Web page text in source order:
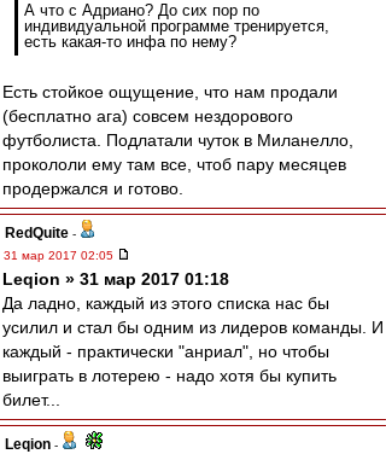
А что с Адриано? До сих пор по
индивидуальной программе тренируется,
есть какая-то инфа по нему?
Есть стойкое ощущение, что нам продали
(бесплатно ага) совсем нездорового
футболиста. Подлатали чуток в Миланелло,
прокололи ему там все, чтоб пару месяцев
продержался и готово.
RedQuite -
31 мар 2017 02:05
Leqion » 31 мар 2017 01:18
Да ладно, каждый из этого списка нас бы
усилил и стал бы одним из лидеров команды. И
каждый - практически "анриал", но чтобы
выиграть в лотерею - надо хотя бы купить
билет...
Leqion -